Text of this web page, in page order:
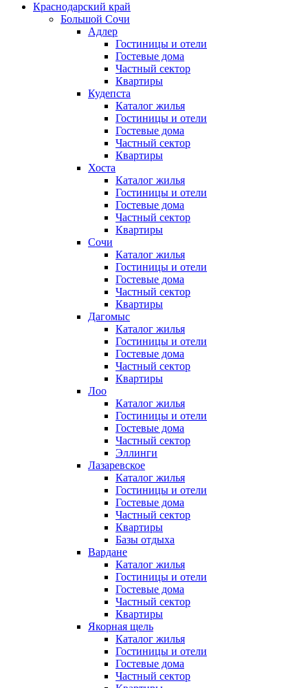
Краснодарский край
Большой Сочи
Адлер
Гостиницы и отели
Гостевые дома
Частный сектор
Квартиры
Кудепста
Каталог жилья
Гостиницы и отели
Гостевые дома
Частный сектор
Квартиры
Хоста
Каталог жилья
Гостиницы и отели
Гостевые дома
Частный сектор
Квартиры
Сочи
Каталог жилья
Гостиницы и отели
Гостевые дома
Частный сектор
Квартиры
Дагомыс
Каталог жилья
Гостиницы и отели
Гостевые дома
Частный сектор
Квартиры
Лоо
Каталог жилья
Гостиницы и отели
Гостевые дома
Частный сектор
Эллинги
Лазаревское
Каталог жилья
Гостиницы и отели
Гостевые дома
Частный сектор
Квартиры
Базы отдыха
Вардане
Каталог жилья
Гостиницы и отели
Гостевые дома
Частный сектор
Квартиры
Якорная щель
Каталог жилья
Гостиницы и отели
Гостевые дома
Частный сектор